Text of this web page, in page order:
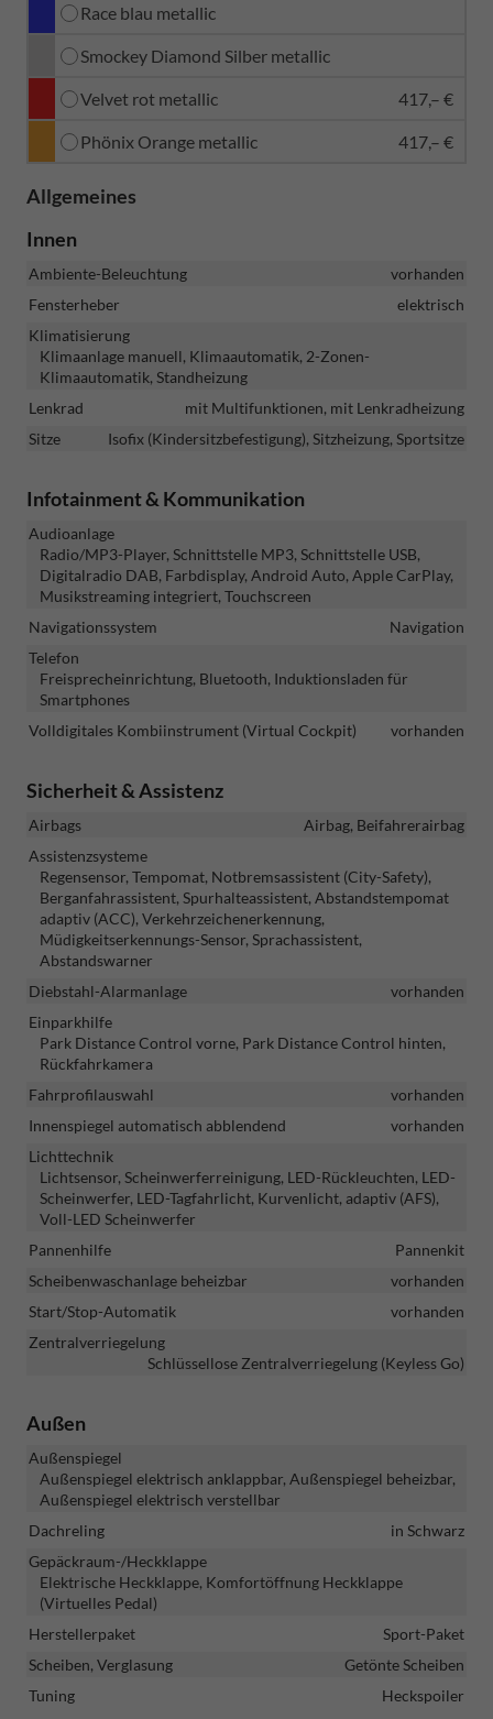
Race blau metallic
Smockey Diamond Silber metallic
Velvet rot metallic 417,– €
Phönix Orange metallic 417,– €
Allgemeines
Innen
Ambiente-Beleuchtung
vorhanden
Fensterheber
elektrisch
Klimatisierung
Klimaanlage manuell, Klimaautomatik, 2-Zonen-
Klimaautomatik, Standheizung
Lenkrad
mit Multifunktionen, mit Lenkradheizung
Sitze
Isofix (Kindersitzbefestigung), Sitzheizung, Sportsitze
Infotainment & Kommunikation
Audioanlage
Radio/MP3-Player, Schnittstelle MP3, Schnittstelle USB,
Digitalradio DAB, Farbdisplay, Android Auto, Apple CarPlay,
Musikstreaming integriert, Touchscreen
Navigationssystem
Navigation
Telefon
Freisprecheinrichtung, Bluetooth, Induktionsladen für
Smartphones
Volldigitales Kombiinstrument (Virtual Cockpit)
vorhanden
Sicherheit & Assistenz
Airbags
Airbag, Beifahrerairbag
Assistenzsysteme
Regensensor, Tempomat, Notbremsassistent (City-Safety),
Berganfahrassistent, Spurhalteassistent, Abstandstempomat
adaptiv (ACC), Verkehrzeichenerkennung,
Müdigkeitserkennungs-Sensor, Sprachassistent,
Abstandswarner
Diebstahl-Alarmanlage
vorhanden
Einparkhilfe
Park Distance Control vorne, Park Distance Control hinten,
Rückfahrkamera
Fahrprofilauswahl
vorhanden
Innenspiegel automatisch abblendend
vorhanden
Lichttechnik
Lichtsensor, Scheinwerferreinigung, LED-Rückleuchten, LED-
Scheinwerfer, LED-Tagfahrlicht, Kurvenlicht, adaptiv (AFS),
Voll-LED Scheinwerfer
Pannenhilfe
Pannenkit
Scheibenwaschanlage beheizbar
vorhanden
Start/Stop-Automatik
vorhanden
Zentralverriegelung
Schlüssellose Zentralverriegelung (Keyless Go)
Außen
Außenspiegel
Außenspiegel elektrisch anklappbar, Außenspiegel beheizbar,
Außenspiegel elektrisch verstellbar
Dachreling
in Schwarz
Gepäckraum-/Heckklappe
Elektrische Heckklappe, Komfortöffnung Heckklappe
(Virtuelles Pedal)
Herstellerpaket
Sport-Paket
Scheiben, Verglasung
Getönte Scheiben
Tuning
Heckspoiler